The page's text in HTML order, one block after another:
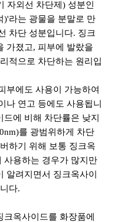
자외선 차단제) 성분인
)'라는 광물을 분말로 만
차단 성분입니다. 징크
가졌고, 피부에 발랐을
적으로 차단하는 원리입
부에도 사용이 가능하여
나 연고 등에도 사용됩니
에 비해 차단률은 낮지
를 광범위하게 차단
하기 위해 보통 징크옥
사용하는 경우가 많지만
알려지면서 징크옥사이
다.
옥사이드를 화장품에